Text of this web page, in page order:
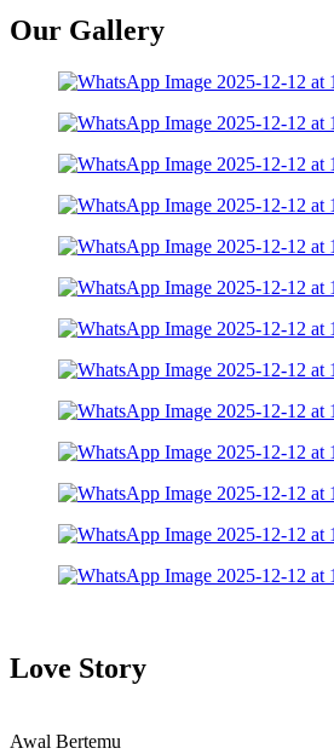
Our Gallery
Love Story
Awal Bertemu